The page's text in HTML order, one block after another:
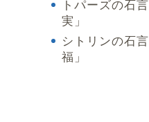
トパーズの石
実」
シトリンの石
福」